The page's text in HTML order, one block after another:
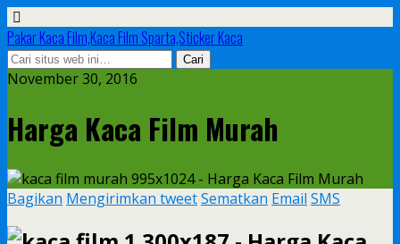
Pakar Kaca Film,Kaca Film Sparta,Sticker Kaca
November 30, 2016
Harga Kaca Film Murah
Bagikan Mengirimkan tweetSematkan Email SMS